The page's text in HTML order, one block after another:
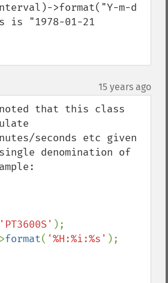
>format("Y-m-d
"1978-01-21
15 years ago
that this class
seconds etc given
denomination of
'PT3600S' );
format( '%H:%i:%s' );